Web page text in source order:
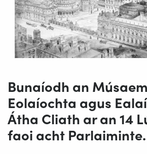
Bunaíodh an Músaem
Eolaíochta agus
Átha Cliath ar an 14
faoi acht Parlaiminte.